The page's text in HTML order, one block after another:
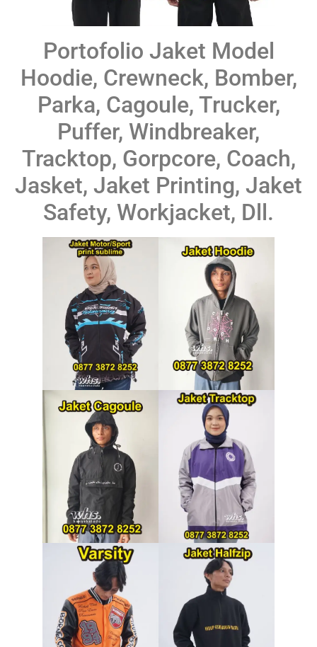
Portofolio Jaket Model
Hoodie, Crewneck, Bomber,
Parka, Cagoule, Trucker,
Puffer, Windbreaker,
Tracktop, Gorpcore, Coach,
Jasket, Jaket Printing, Jaket
Safety, Workjacket, Dll.